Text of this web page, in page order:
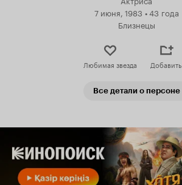
7 июня, 1983 •43 года
Близнецы
Любимая звезда Добавить
Все детали о персоне